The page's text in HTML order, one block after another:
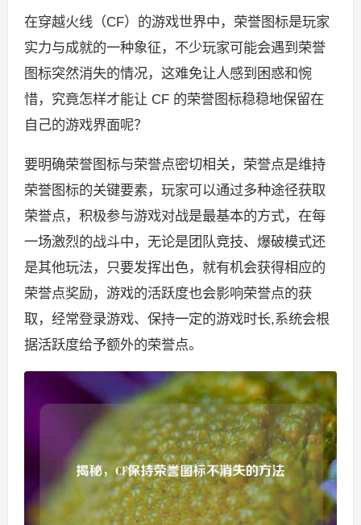
在穿越火线（CF）的游戏世界中，荣誉图标是玩家
实力与成就的一种象征，不少玩家可能会遇到荣誉
图标突然消失的情况，这难免让人感到困惑和惋
惜，究竟怎样才能让 CF 的荣誉图标稳稳地保留在
自己的游戏界面呢？
要明确荣誉图标与荣誉点密切相关，荣誉点是维持
荣誉图标的关键要素，玩家可以通过多种途径获取
荣誉点，积极参与游戏对战是最基本的方式，在每
一场激烈的战斗中，无论是团队竞技、爆破模式还
是其他玩法，只要发挥出色，就有机会获得相应的
荣誉点奖励，游戏的活跃度也会影响荣誉点的获
取，经常登录游戏、保持一定的游戏时长,系统会根
据活跃度给予额外的荣誉点。